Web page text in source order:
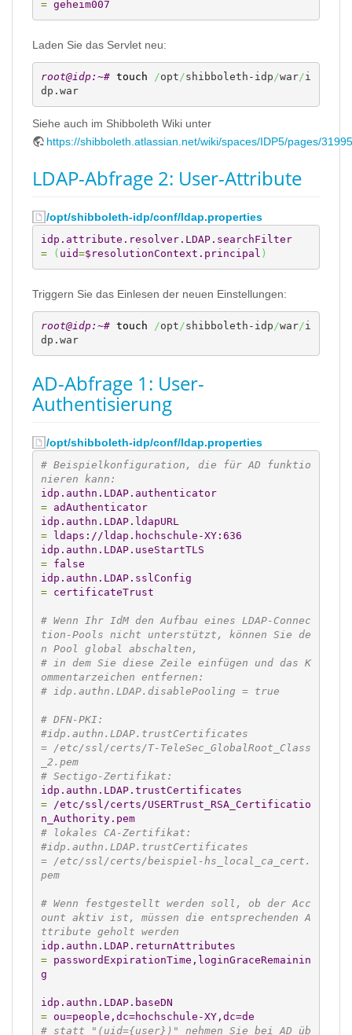
= geheim007
Laden Sie das Servlet neu:
root@idp:~# touch /opt/shibboleth-idp/war/i
dp.war
Siehe auch im Shibboleth Wiki unter
https://shibboleth.atlassian.net/wiki/spaces/IDP5/pages/
LDAP-Abfrage 2: User-Attribute
/opt/shibboleth-idp/conf/ldap.properties
idp.attribute.resolver.LDAP.searchFilter
=
( uid=$resolutionContext.principal )
Triggern Sie das Einlesen der neuen Einstellungen:
root@idp:~# touch /opt/shibboleth-idp/war/i
dp.war
AD-Abfrage 1: User-
Authentisierung
/opt/shibboleth-idp/conf/ldap.properties
# Beispielkonfiguration, die für AD funktio
nieren kann:
idp.authn.LDAP.authenticator
= adAuthenticator
idp.authn.LDAP.ldapURL
= ldaps://ldap.hochschule-XY:636
idp.authn.LDAP.useStartTLS
= false
idp.authn.LDAP.sslConfig
= certificateTrust
# Wenn Ihr IdM den Aufbau eines LDAP-Connec
tion-Pools nicht unterstützt, können Sie de
n Pool global abschalten,
# in dem Sie diese Zeile einfügen und das K
ommentarzeichen entfernen:
# idp.authn.LDAP.disablePooling = true
# DFN-PKI:
#idp.authn.LDAP.trustCertificates
= /etc/ssl/certs/T-TeleSec_GlobalRoot_Class
_2.pem
# Sectigo-Zertifikat:
idp.authn.LDAP.trustCertificates
= /etc/ssl/certs/USERTrust_RSA_Certificatio
n_Authority.pem
# lokales CA-Zertifikat:
#idp.authn.LDAP.trustCertificates
= /etc/ssl/certs/beispiel-hs_local_ca_cert.
pem
# Wenn festgestellt werden soll, ob der Acc
ount aktiv ist, müssen die entsprechenden A
ttribute geholt werden
idp.authn.LDAP.returnAttributes
= passwordExpirationTime,loginGraceRemainin
g
idp.authn.LDAP.baseDN
= ou=people,dc=hochschule-XY,dc=de
# statt "(uid={user})" nehmen Sie bei AD üb